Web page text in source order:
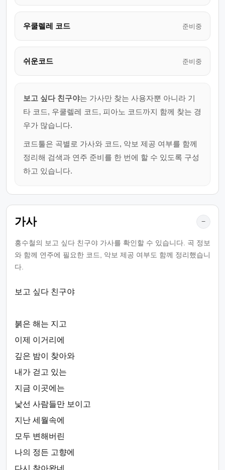
우쿨렐레 코드 준비중
쉬운코드 준비중
보고 싶다 친구야는 가사만 찾는 사용자뿐 아니라 기
타 코드, 우쿨렐레 코드, 피아노 코드까지 함께 찾는 경
우가 많습니다.
코드툴은 곡별로 가사와 코드, 악보 제공 여부를 함께
정리해 검색과 연주 준비를 한 번에 할 수 있도록 구성
하고 있습니다.
가사 −
홍수철의 보고 싶다 친구야 가사를 확인할 수 있습니다. 곡 정보
와 함께 연주에 필요한 코드, 악보 제공 여부도 함께 정리했습니
다.
보고 싶다 친구야
붉은 해는 지고
이제 이거리에
깊은 밤이 찾아와
내가 걷고 있는
지금 이곳에는
낯선 사람들만 보이고
지난 세월속에
모두 변해버린
나의 정든 고향에
다시 찾아왔네